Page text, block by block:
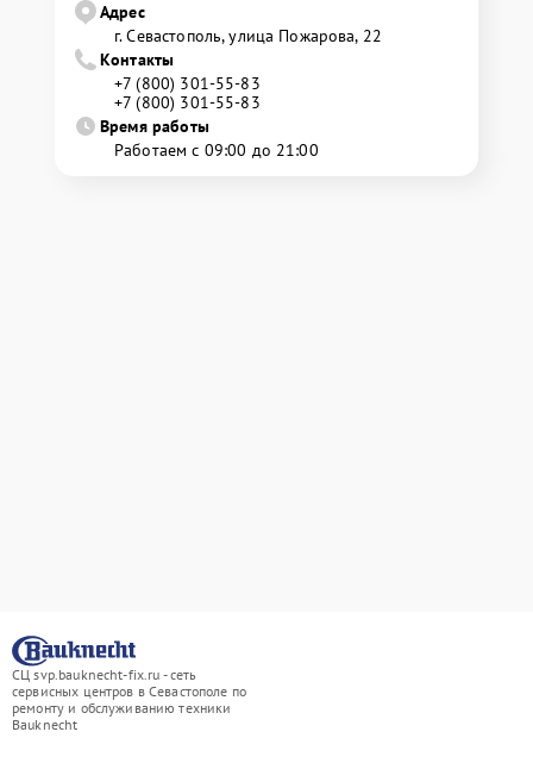
Адрес
г. Севастополь, улица Пожарова, 22
Контакты
+7 (800) 301-55-83
+7 (800) 301-55-83
Время работы
Работаем с 09:00 до 21:00
СЦ svp.bauknecht-fix.ru - сеть
сервисных центров в Севастополе по
ремонту и обслуживанию техники
Bauknecht